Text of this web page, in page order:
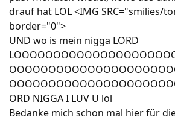
drauf hat LOL <IMG SRC="smilies/
border="0">
UND wo is mein nigga LORD
ORD NIGGA I LUV U lol
Bedanke mich schon mal hier für